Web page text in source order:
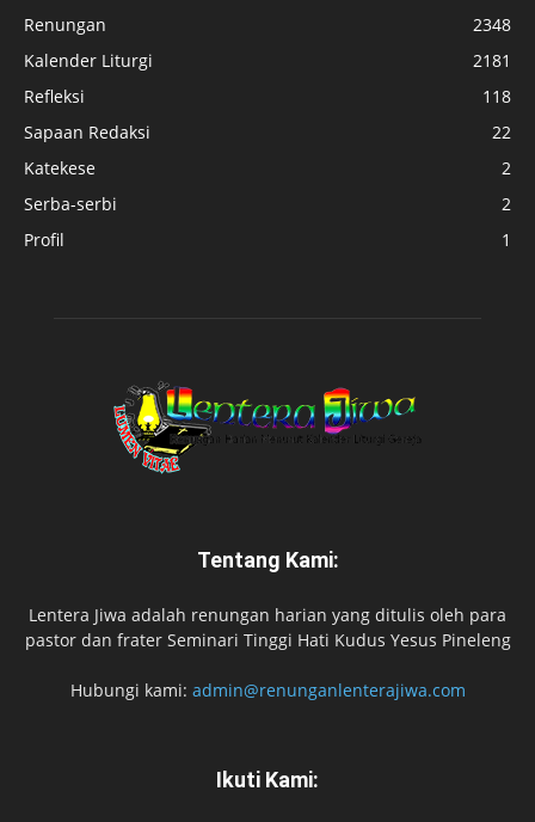
Renungan
2348
Kalender Liturgi
2181
Refleksi
118
Sapaan Redaksi
22
Katekese
2
Serba-serbi
2
Profil
1
Tentang Kami:
Lentera Jiwa adalah renungan harian yang ditulis oleh para
pastor dan frater Seminari Tinggi Hati Kudus Yesus Pineleng
Hubungi kami: admin@renunganlenterajiwa.com
Ikuti Kami: